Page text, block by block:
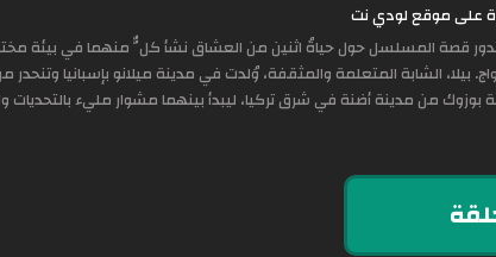
قصة المسلسل حول حياةُ اثنين من العشاق نشأ كلٌّ منهما في بيئة
بيلا، الشابة المتعلمة والمثقفة، وُلدت في مدينة ميلانو بإسبانيا
بوزوك من مدينة أضنة في شرق تركيا، ليبدأ بينهما مشوار مليء